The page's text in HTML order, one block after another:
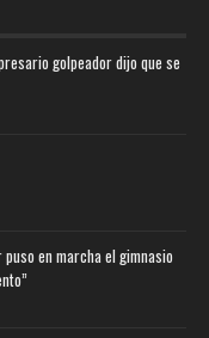
golpeador dijo que se
en marcha el gimnasio